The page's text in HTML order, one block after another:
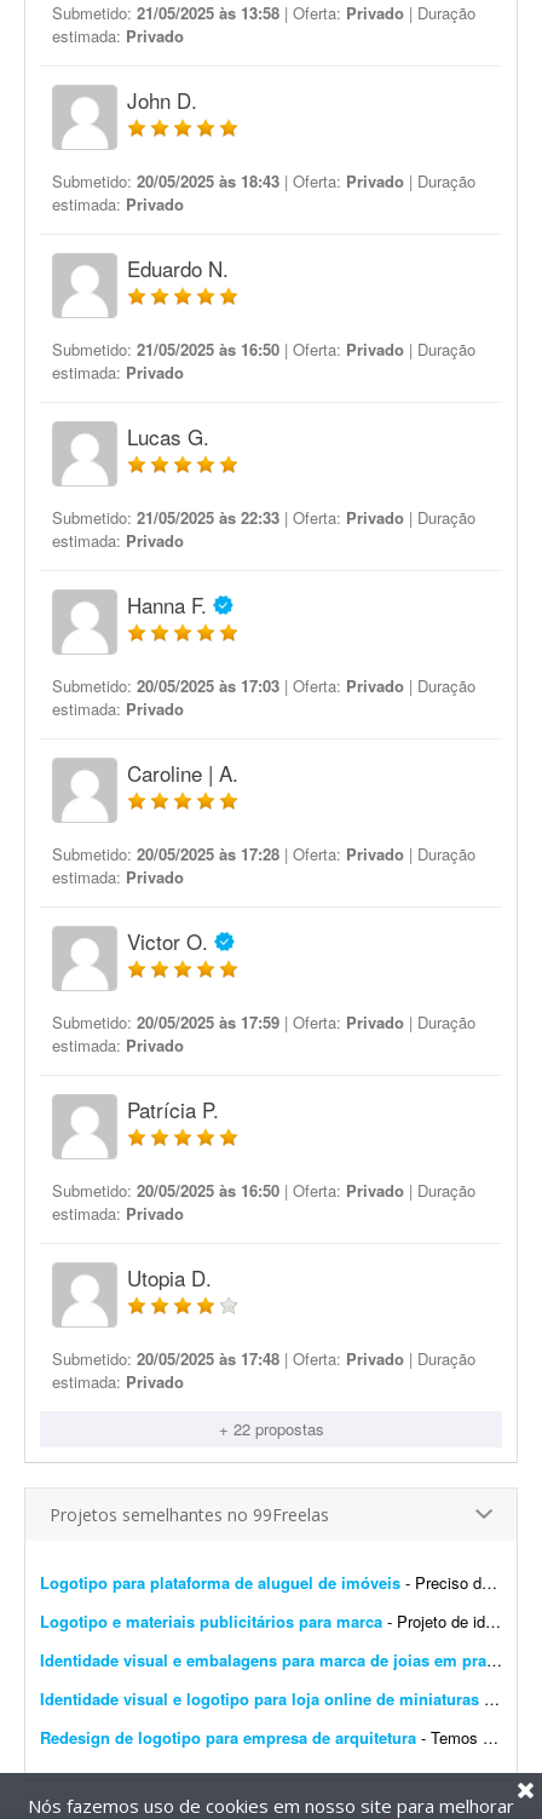
Submetido: 21/05/2025 às 13:58 | Oferta: Privado | Duração
estimada: Privado
John D.
Submetido: 20/05/2025 às 18:43 | Oferta: Privado | Duração
estimada: Privado
Eduardo N.
Submetido: 21/05/2025 às 16:50 | Oferta: Privado | Duração
estimada: Privado
Lucas G.
Submetido: 21/05/2025 às 22:33 | Oferta: Privado | Duração
estimada: Privado
Hanna F.
Submetido: 20/05/2025 às 17:03 | Oferta: Privado | Duração
estimada: Privado
Caroline | A.
Submetido: 20/05/2025 às 17:28 | Oferta: Privado | Duração
estimada: Privado
Victor O.
Submetido: 20/05/2025 às 17:59 | Oferta: Privado | Duração
estimada: Privado
Patrícia P.
Submetido: 20/05/2025 às 16:50 | Oferta: Privado | Duração
estimada: Privado
Utopia D.
Submetido: 20/05/2025 às 17:48 | Oferta: Privado | Duração
estimada: Privado
+ 22 propostas
Projetos semelhantes no 99Freelas
Logotipo para plataforma de aluguel de imóveis - Preciso de um designer para produzir os arquivos finais de um logotipo já 100% definido. Não é um trabalho de criação ou conceito - o logotipo, as cores, a tipogr...
Logotipo e materiais publicitários para marca - Projeto de identidade visual - Teacher English Desenvolvimento de uma identidade visual moderna e profissional para a marca Teacher English, voltada ao ensino da língua inglesa. O projeto ...
Identidade visual e embalagens para marca de joias em prata-
Identidade visual e logotipo para loja online de miniaturas 3D
Redesign de logotipo para empresa de arquitetura - Temos uma marca chamada CSUL, que usamos atualmente para engenharia e construção. Depois criamos a empresa a partir dela voltada para arquitetura. Precisamos de um redesign do logoti...
Nós fazemos uso de cookies em nosso site para melhorar